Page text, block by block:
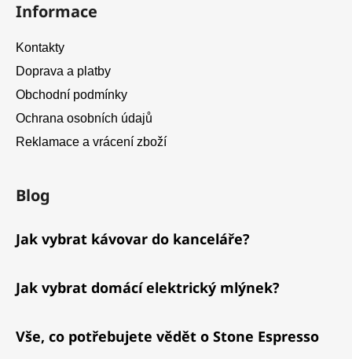
Informace
Kontakty
Doprava a platby
Obchodní podmínky
Ochrana osobních údajů
Reklamace a vrácení zboží
Blog
Jak vybrat kávovar do kanceláře?
Jak vybrat domácí elektrický mlýnek?
Vše, co potřebujete vědět o Stone Espresso